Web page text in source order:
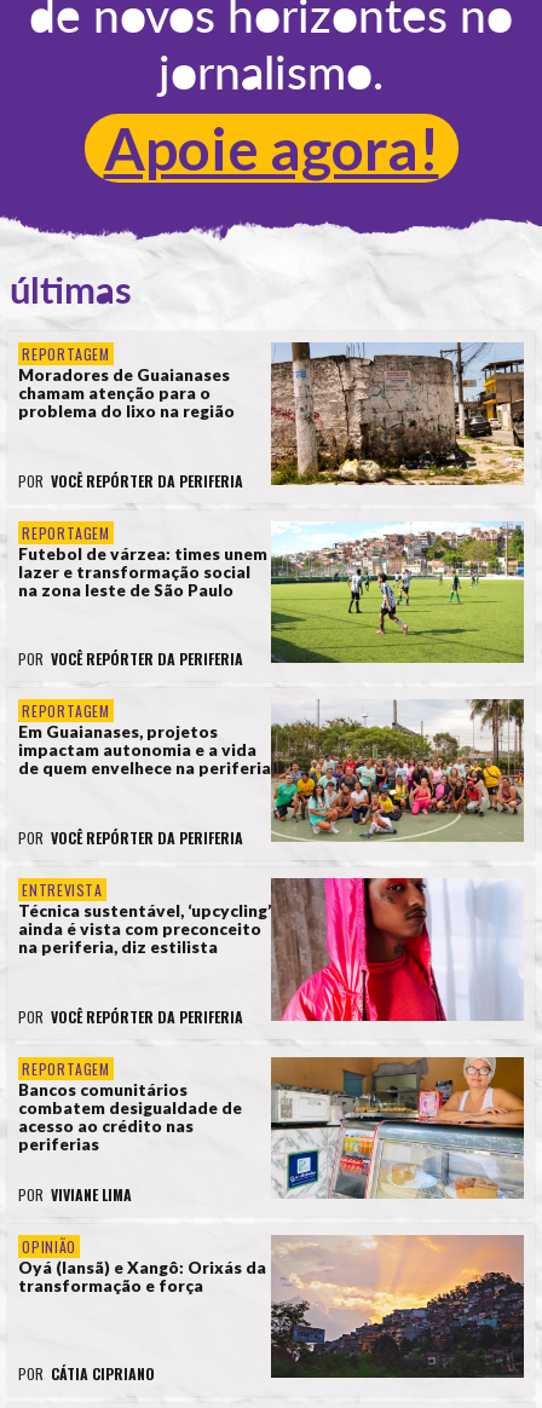
de novos horizontes no
jornalismo.
Apoie agora!
últimas
REPORTAGEM
Moradores de Guaianases
chamam atenção para o
problema do lixo na região
POR VOCÊ REPÓRTER DA PERIFERIA
REPORTAGEM
Futebol de várzea: times unem
lazer e transformação social
na zona leste de São Paulo
POR VOCÊ REPÓRTER DA PERIFERIA
REPORTAGEM
Em Guaianases, projetos
impactam autonomia e a vida
de quem envelhece na periferia
POR VOCÊ REPÓRTER DA PERIFERIA
ENTREVISTA
Técnica sustentável, ‘upcycling’
ainda é vista com preconceito
na periferia, diz estilista
POR VOCÊ REPÓRTER DA PERIFERIA
REPORTAGEM
Bancos comunitários
combatem desigualdade de
acesso ao crédito nas
periferias
POR VIVIANE LIMA
OPINIÃO
Oyá (Iansã) e Xangô: Orixás da
transformação e força
POR CÁTIA CIPRIANO